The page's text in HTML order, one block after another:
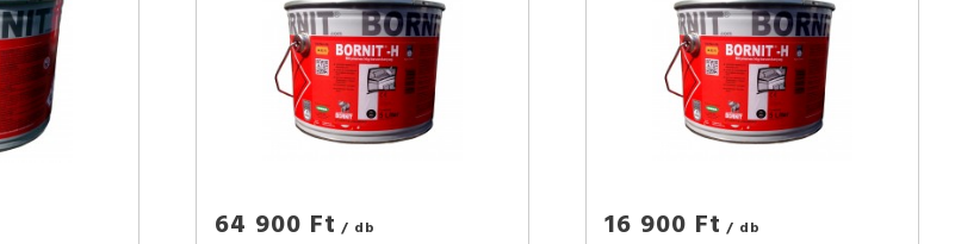
64 900 Ft / db 16 900 Ft / db